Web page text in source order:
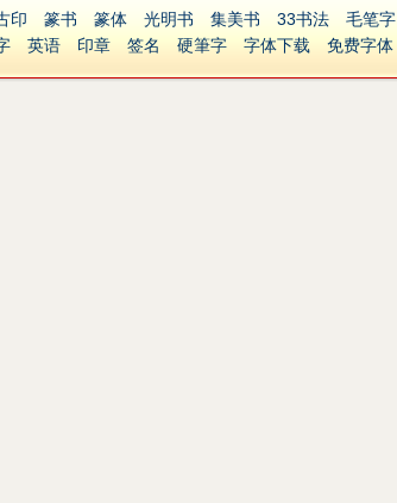
印 篆书 篆体 光明书 集美书 33书法 毛笔字
英语 印章 签名 硬筆字 字体下载 免费字体